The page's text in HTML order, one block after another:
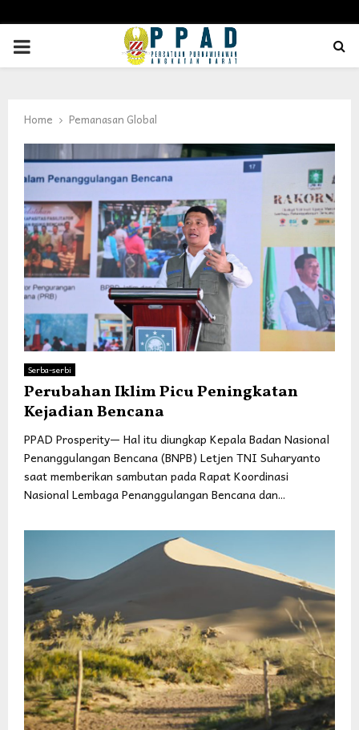
PRIMARY
Home Pemanasan Global
Serba-serbi
Perubahan Iklim Picu Peningkatan
Kejadian Bencana
PPAD Prosperity— Hal itu diungkap Kepala Badan Nasional
Penanggulangan Bencana (BNPB) Letjen TNI Suharyanto
saat memberikan sambutan pada Rapat Koordinasi
Nasional Lembaga Penanggulangan Bencana dan...